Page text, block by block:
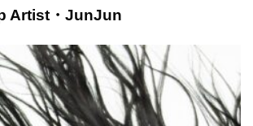
Artist・JunJun